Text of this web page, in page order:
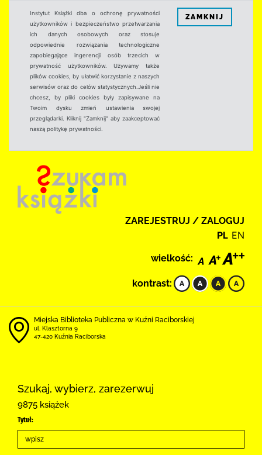
Instytut Książki dba o ochronę prywatności
użytkowników i bezpieczeństwo przetwarzania
ich danych osobowych oraz stosuje
odpowiednie rozwiązania technologiczne
zapobiegające ingerencji osób trzecich w
prywatność użytkowników. Używamy także
plików cookies, by ułatwić korzystanie z naszych
serwisów oraz do celów statystycznych.Jeśli nie
chcesz, by pliki cookies były zapisywane na
Twoim dysku zmień ustawienia swojej
przeglądarki. Kliknij "Zamknij" aby zaakceptować
naszą politykę prywatności.
ZAMKNIJ
ZAREJESTRUJ / ZALOGUJ
PL EN
wielkość:
kontrast:
Miejska Biblioteka Publiczna w Kuźni Raciborskiej
ul. Klasztorna 9
47-420 Kuźnia Raciborska
Szukaj, wybierz, zarezerwuj
9875 książek
Tytuł: